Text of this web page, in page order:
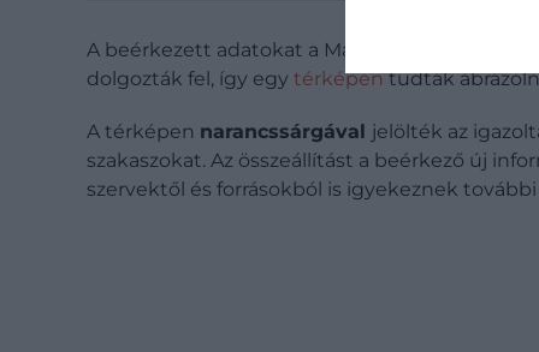
A beérkezett adatokat a Magyar
dolgozták fel, így egy térképentudták
A térképen narancssárgával jelölték az
szakaszokat. Az összeállítást a beérkező új
szervektől és forrásokból is igyekeznek